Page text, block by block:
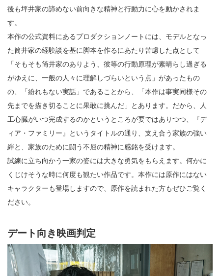
後も坪井家の諦めない前向きな精神と行動力に心を動かされま
す。
本作の公式資料にあるプロダクションノートには、モデルとなっ
た筒井家の経験談を基に脚本を作るにあたり苦慮した点として
「そもそも筒井家のありよう、彼等の行動原理が素晴らし過ぎる
がゆえに、一般の人々に理解しづらいという点」があったもの
の、「紛れもない実話」であることから、「本作は事実同様その
先までを描き切ることに果敢に挑んだ」とあります。だから、人
工心臓がいつ完成するのかというところが要ではありつつ、『デ
ィア・ファミリー』というタイトルの通り、支え合う家族の強い
絆と、家族のために闘う不屈の精神に感銘を受けます。
試練に立ち向かう一家の姿には大きな勇気をもらえます。何かに
くじけそうな時に何度も観たい作品です。本作には原作にはない
キャラクターも登場しますので、原作を読まれた方もぜひご覧く
ださい。
デート向き映画判定